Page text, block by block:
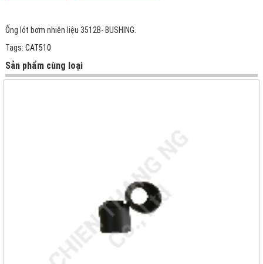
Ống lót bơm nhiên liệu 3512B- BUSHING.
Tags: CAT510
Sản phẩm cùng loại